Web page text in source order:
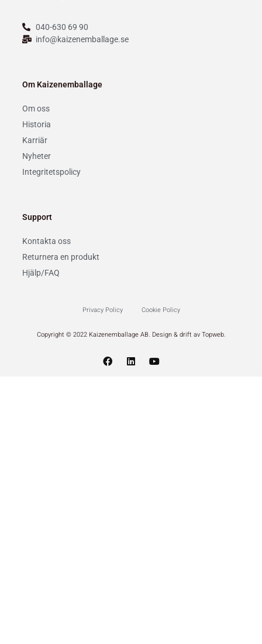
040-630 69 90
info@kaizenemballage.se
Om Kaizenemballage
Om oss
Historia
Karriär
Nyheter
Integritetspolicy
Support
Kontakta oss
Returnera en produkt
Hjälp/FAQ
Privacy Policy Cookie Policy
Copyright © 2022 Kaizenemballage AB. Design & drift avTopweb.